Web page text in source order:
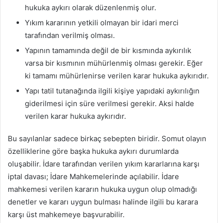
hukuka aykırı olarak düzenlenmiş olur.
Yıkım kararının yetkili olmayan bir idari merci
tarafından verilmiş olması.
Yapının tamamında değil de bir kısmında aykırılık
varsa bir kısmının mühürlenmiş olması gerekir. Eğer
ki tamamı mühürlenirse verilen karar hukuka aykırıdır.
Yapı tatil tutanağında ilgili kişiye yapıdaki aykırılığın
giderilmesi için süre verilmesi gerekir. Aksi halde
verilen karar hukuka aykırıdır.
Bu sayılanlar sadece birkaç sebepten biridir. Somut olayın
özelliklerine göre başka hukuka aykırı durumlarda
oluşabilir. İdare tarafından verilen yıkım kararlarına karşı
iptal davası; İdare Mahkemelerinde açılabilir. İdare
mahkemesi verilen kararın hukuka uygun olup olmadığı
denetler ve kararı uygun bulması halinde ilgili bu karara
karşı üst mahkemeye başvurabilir.